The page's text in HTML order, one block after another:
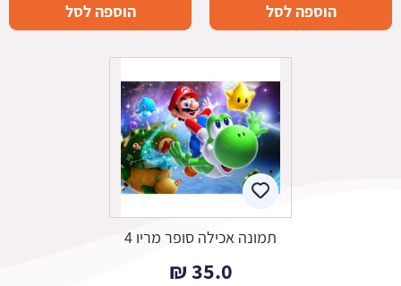
הוספה לסל הוספה לסל
תמונה אכילה סופר מריו 4
35.0
₪